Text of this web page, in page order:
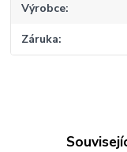
Výrobce
Záruka